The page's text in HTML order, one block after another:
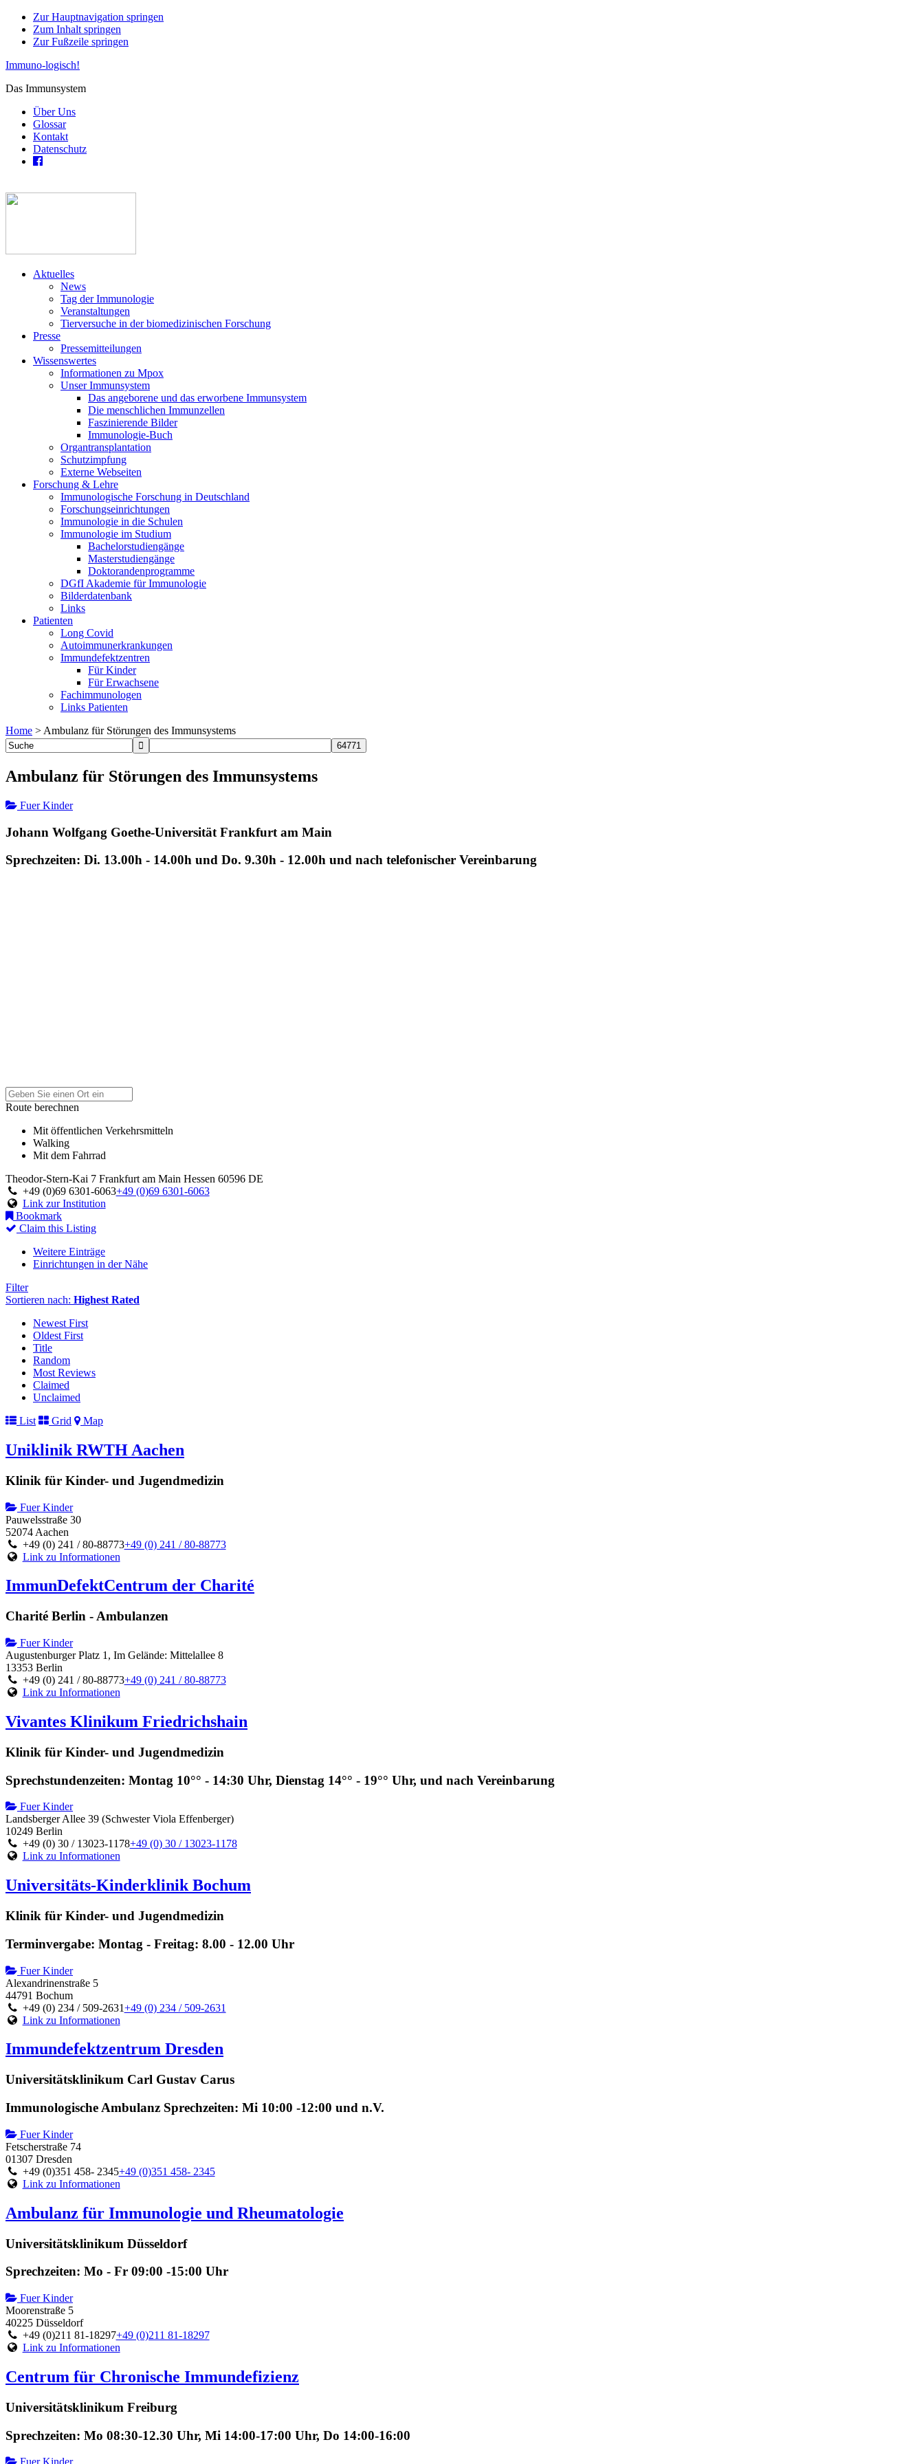
Zur Hauptnavigation springen
Zum Inhalt springen
Zur Fußzeile springen
Immuno-logisch!
Das Immunsystem
Über Uns
Glossar
Kontakt
Datenschutz
Aktuelles
News
Tag der Immunologie
Veranstaltungen
Tierversuche in der biomedizinischen Forschung
Presse
Pressemitteilungen
Wissenswertes
Informationen zu Mpox
Unser Immunsystem
Das angeborene und das erworbene Immunsystem
Die menschlichen Immunzellen
Faszinierende Bilder
Immunologie-Buch
Organtransplantation
Schutzimpfung
Externe Webseiten
Forschung & Lehre
Immunologische Forschung in Deutschland
Forschungseinrichtungen
Immunologie in die Schulen
Immunologie im Studium
Bachelorstudiengänge
Masterstudiengänge
Doktorandenprogramme
DGfI Akademie für Immunologie
Bilderdatenbank
Links
Patienten
Long Covid
Autoimmunerkrankungen
Immundefektzentren
Für Kinder
Für Erwachsene
Fachimmunologen
Links Patienten
Home > Ambulanz für Störungen des Immunsystems
Ambulanz für Störungen des Immunsystems
Fuer Kinder
Johann Wolfgang Goethe-Universität Frankfurt am Main
Sprechzeiten: Di. 13.00h - 14.00h und Do. 9.30h - 12.00h und nach telefonischer Vereinbarung
Route berechnen
Mit öffentlichen Verkehrsmitteln
Walking
Mit dem Fahrrad
Theodor-Stern-Kai 7 Frankfurt am Main Hessen 60596 DE
+49 (0)69 6301-6063+49 (0)69 6301-6063
Link zur Institution
Bookmark
Claim this Listing
Weitere Einträge
Einrichtungen in der Nähe
Filter
Sortieren nach: Highest Rated
Newest First
Oldest First
Title
Random
Most Reviews
Claimed
Unclaimed
List
Grid Map
Uniklinik RWTH Aachen
Klinik für Kinder- und Jugendmedizin
Fuer Kinder
Pauwelsstraße 30
52074 Aachen
+49 (0) 241 / 80-88773+49 (0) 241 / 80-88773
Link zu Informationen
ImmunDefektCentrum der Charité
Charité Berlin - Ambulanzen
Fuer Kinder
Augustenburger Platz 1, Im Gelände: Mittelallee 8
13353 Berlin
+49 (0) 241 / 80-88773+49 (0) 241 / 80-88773
Link zu Informationen
Vivantes Klinikum Friedrichshain
Klinik für Kinder- und Jugendmedizin
Sprechstundenzeiten: Montag 10°° - 14:30 Uhr, Dienstag 14°° - 19°° Uhr, und nach Vereinbarung
Fuer Kinder
Landsberger Allee 39 (Schwester Viola Effenberger)
10249 Berlin
+49 (0) 30 / 13023-1178+49 (0) 30 / 13023-1178
Link zu Informationen
Universitäts-Kinderklinik Bochum
Klinik für Kinder- und Jugendmedizin
Terminvergabe: Montag - Freitag: 8.00 - 12.00 Uhr
Fuer Kinder
Alexandrinenstraße 5
44791 Bochum
+49 (0) 234 / 509-2631+49 (0) 234 / 509-2631
Link zu Informationen
Immundefektzentrum Dresden
Universitätsklinikum Carl Gustav Carus
Immunologische Ambulanz Sprechzeiten: Mi 10:00 -12:00 und n.V.
Fuer Kinder
Fetscherstraße 74
01307 Dresden
+49 (0)351 458- 2345+49 (0)351 458- 2345
Link zu Informationen
Ambulanz für Immunologie und Rheumatologie
Universitätsklinikum Düsseldorf
Sprechzeiten: Mo - Fr 09:00 -15:00 Uhr
Fuer Kinder
Moorenstraße 5
40225 Düsseldorf
+49 (0)211 81-18297+49 (0)211 81-18297
Link zu Informationen
Centrum für Chronische Immundefizienz
Universitätsklinikum Freiburg
Sprechzeiten: Mo 08:30-12.30 Uhr, Mi 14:00-17:00 Uhr, Do 14:00-16:00